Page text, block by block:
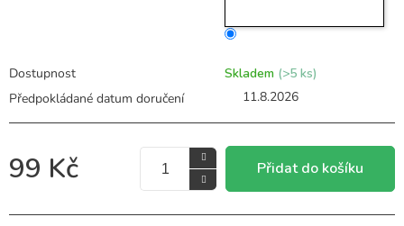
99 Kč Přidat do košíku
Dostupnost Skladem (>5 ks)
11.8.2026